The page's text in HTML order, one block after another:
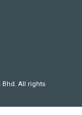
Bhd. All rights